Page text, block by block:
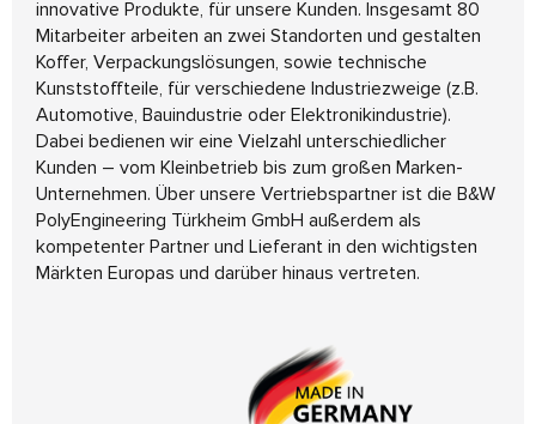
innovative Produkte, für unsere Kunden. Insgesamt 80
Mitarbeiter arbeiten an zwei Standorten und gestalten
Koffer, Verpackungslösungen, sowie technische
Kunststoffteile, für verschiedene Industriezweige (z.B.
Automotive, Bauindustrie oder Elektronikindustrie).
Dabei bedienen wir eine Vielzahl unterschiedlicher
Kunden – vom Kleinbetrieb bis zum großen Marken-
Unternehmen. Über unsere Vertriebspartner ist die B&W
PolyEngineering Türkheim GmbH außerdem als
kompetenter Partner und Lieferant in den wichtigsten
Märkten Europas und darüber hinaus vertreten.